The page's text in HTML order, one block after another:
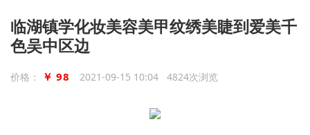
临湖镇学化妆美容美甲纹绣美睫到爱美千
色吴中区边
价格： ￥ 98 2021-09-15 10:04 4824次浏览